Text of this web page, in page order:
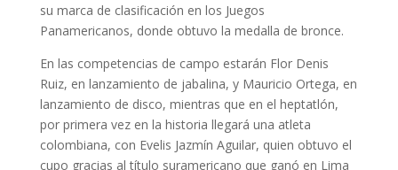
su marca de clasificación en los Juegos
Panamericanos, donde obtuvo la medalla de bronce.
En las competencias de campo estarán Flor Denis
Ruiz, en lanzamiento de jabalina, y Mauricio Ortega, en
lanzamiento de disco, mientras que en el heptatlón,
por primera vez en la historia llegará una atleta
colombiana, con Evelis Jazmín Aguilar, quien obtuvo el
cupo gracias al título suramericano que ganó en Lima